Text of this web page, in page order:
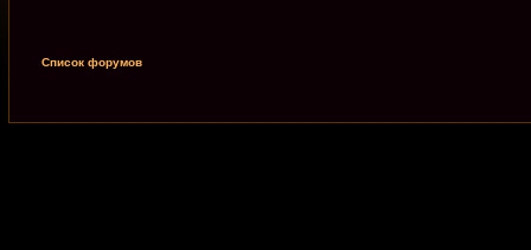
Список форумов